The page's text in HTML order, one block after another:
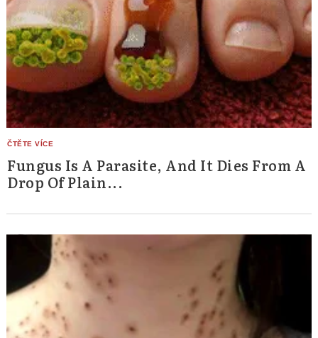
Fungus Is A Parasite, And It Dies From A
Drop Of Plain...